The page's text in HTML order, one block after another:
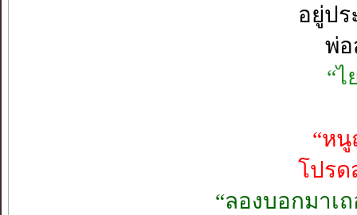
อยู่ปร
พ่อ
“
“ห
โปรด
“ลองบอกมาเ